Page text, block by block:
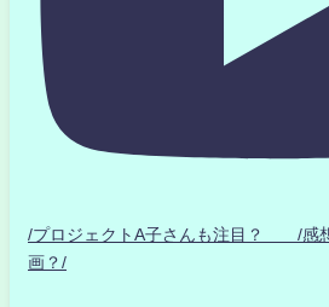
/プロジェクトA子さんも注目？ /感
画？/